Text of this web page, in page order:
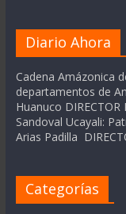
Diario Ahora
Cadena Amázonica
departamentos de
Huanuco DIRECTOR
Sandoval Ucayali:
Arias Padilla
Categorías